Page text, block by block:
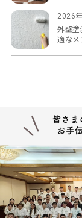
2026
外壁塗
適なメ